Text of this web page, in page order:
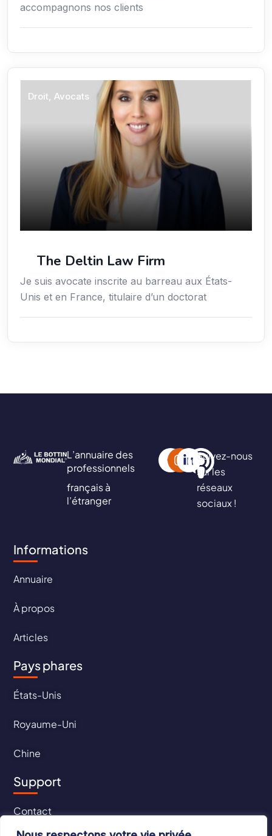
accompagnons nos clients
Droit, Avocats
The Deltin Law Firm
Je suis avocate inscrite au barreau aux États-
Unis et en France, titulaire d’un doctorat
L’annuaire des
professionnels
français à
l’étranger
Suivez-nous
sur les
réseaux
sociaux !
Informations
Annuaire
À propos
Articles
Pays phares
États-Unis
Royaume-Uni
Chine
Support
Contact